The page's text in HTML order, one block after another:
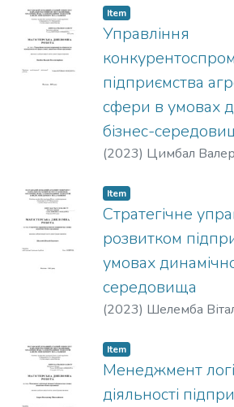
Item
Управління
підприємства
сфери в умовах
бізнес-
(2023) Цимбал
Item
Стратегічне
розвитком
умовах
середовища
(2023) Шелемба
Item
Менеджмент
діяльності